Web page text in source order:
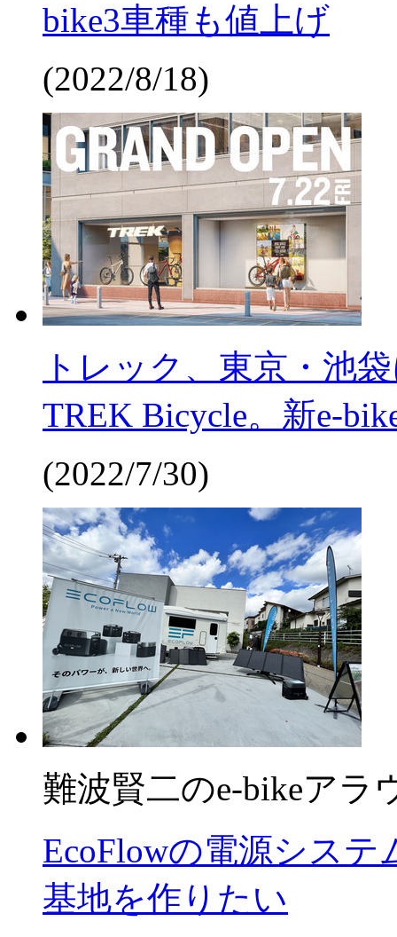
bike3車種も値上げ
(2022/8/18)
トレック、東京・池
TREK Bicycle。新e-
(2022/7/30)
難波賢二のe-bikeアラ
EcoFlowの電源システ
基地を作りたい